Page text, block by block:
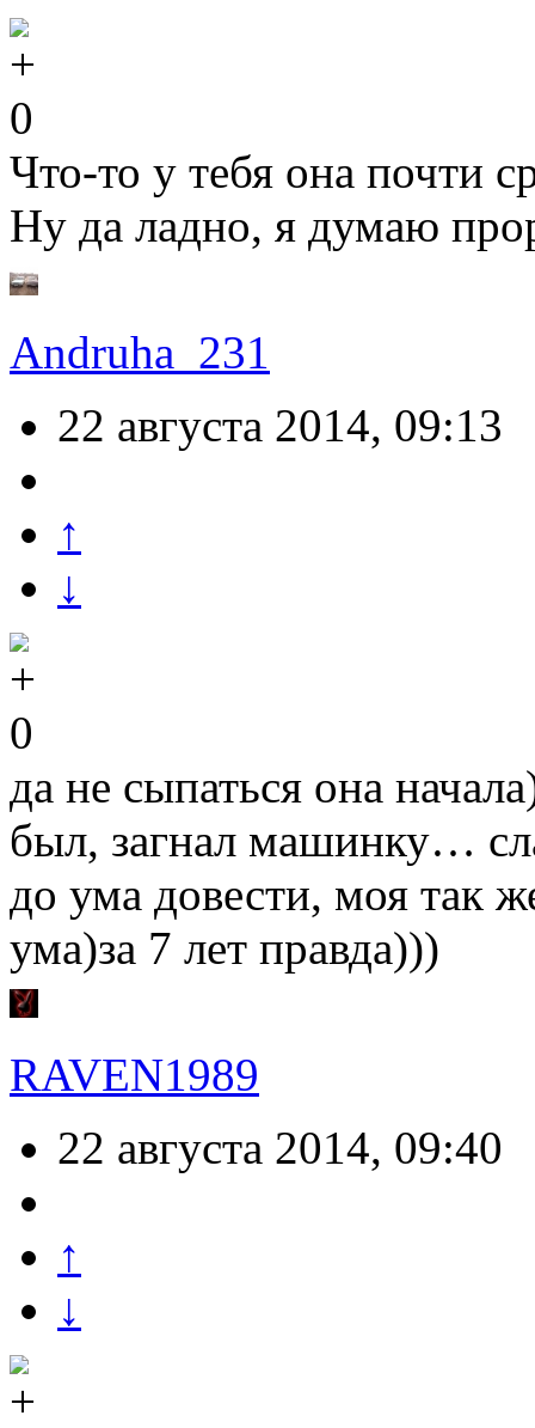
0
Что-то у тебя она почти
Ну да ладно, я думаю
Andruha_231
22 августа 2014, 09:13
↑
↓
0
да не сыпаться она
был, загнал машинку…
до ума довести, моя так
ума)за 7 лет правда)))
RAVEN1989
22 августа 2014, 09:40
↑
↓